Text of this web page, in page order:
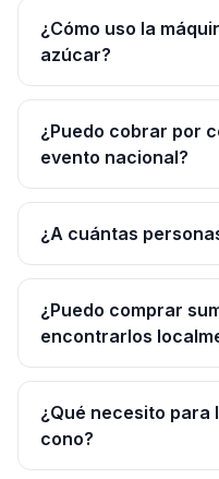
¿Cómo uso la
azúcar?
¿Puedo cobrar por
evento nacional?
¿A cuántas
¿Puedo comprar
encontrarlos
¿Qué necesito para
cono?